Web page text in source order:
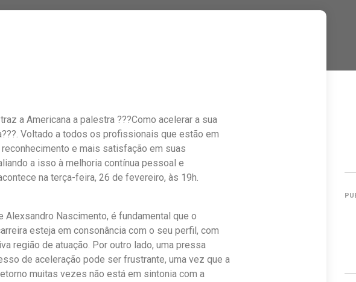
a Americana a palestra ???Como acelerar a sua
Voltado a todos os profissionais que estão em
e mais satisfação em suas
a isso à melhoria contínua pessoal e
na terça-feira, 26 de fevereiro, às 19h.
Alexsandro Nascimento, é fundamental que o
esteja em consonância com o seu perfil, com
região de atuação. Por outro lado, uma pressa
de aceleração pode ser frustrante, uma vez que a
muitas vezes não está em sintonia com a